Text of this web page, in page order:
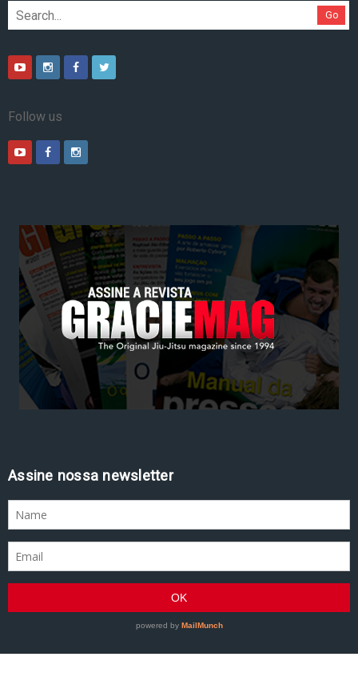
Go
Follow us
Assine nossa newsletter